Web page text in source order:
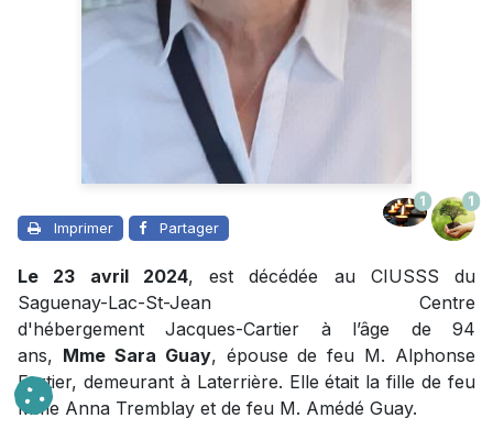
Imprimer Partager
1 1
Le 23 avril 2024, est décédée au CIUSSS du
Saguenay-Lac-St-Jean Centre
d'hébergement Jacques-Cartier à l’âge de 94
ans, Mme Sara Guay, épouse de feu M. Alphonse
Fortier, demeurant à Laterrière. Elle était la fille de feu
Mme Anna Tremblay et de feu M. Amédé Guay.